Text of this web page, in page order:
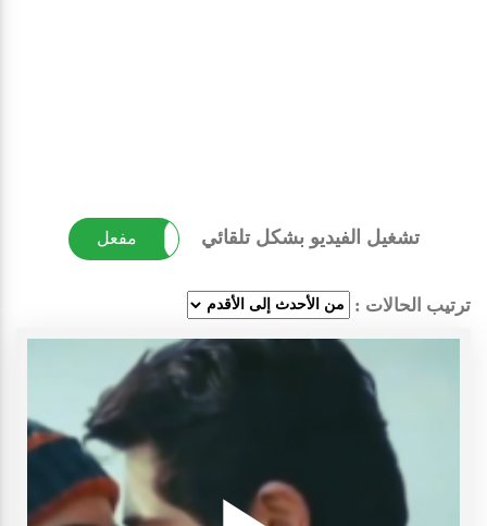
تشغيل الفيديو بشكل تلقائي مفعل غير مفعل
ترتيب الحالات :